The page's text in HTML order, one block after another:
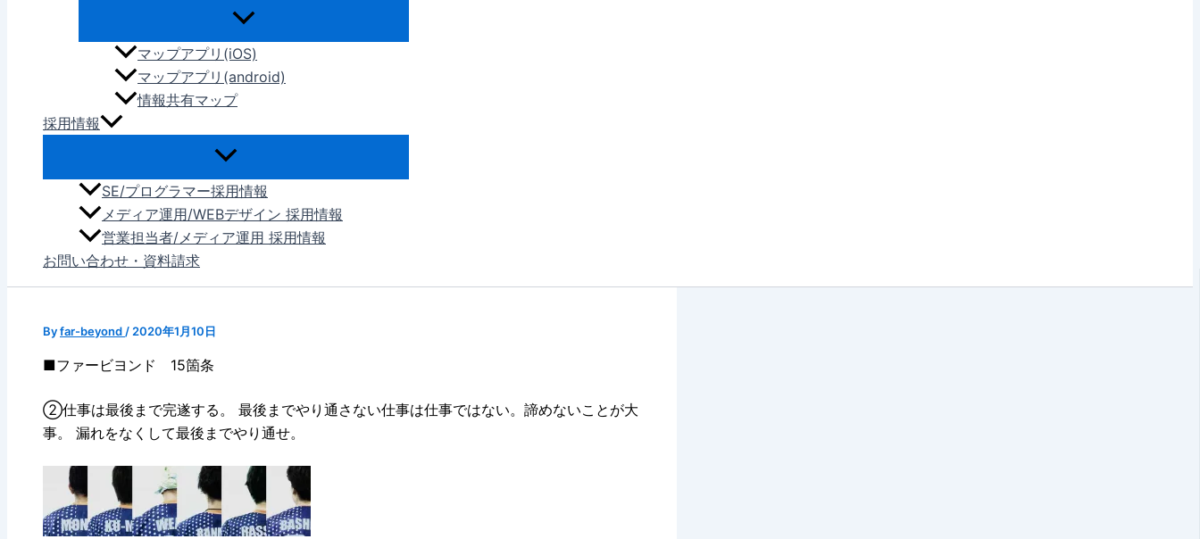
マップアプリ(iOS)
マップアプリ(android)
情報共有マップ
採用情報
SE/プログラマー採用情報
メディア運用/WEBデザイン 採用情報
営業担当者/メディア運用 採用情報
お問い合わせ・資料請求
Byfar-beyond / 2020年1月10日
■ファービヨンド 15箇条
②仕事は最後まで完遂する。 最後までやり通さない仕事は仕事ではない。諦めないことが大
事。 漏れをなくして最後までやり通せ。